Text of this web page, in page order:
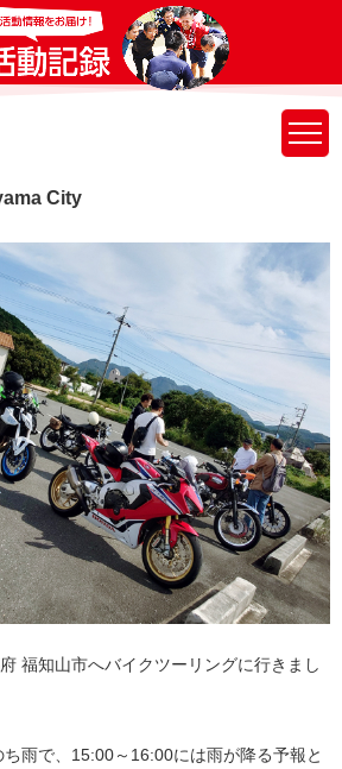
City
福知山市へバイクツーリングに行きまし
雨で、15:00～16:00には雨が降る予報と